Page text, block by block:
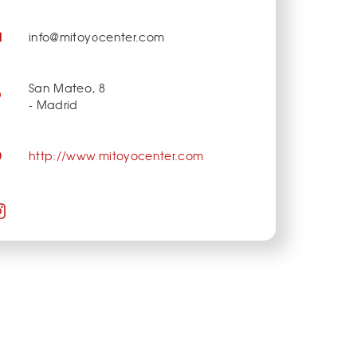
info@mitoyocenter.com
San Mateo, 8
- Madrid
http://www.mitoyocenter.com